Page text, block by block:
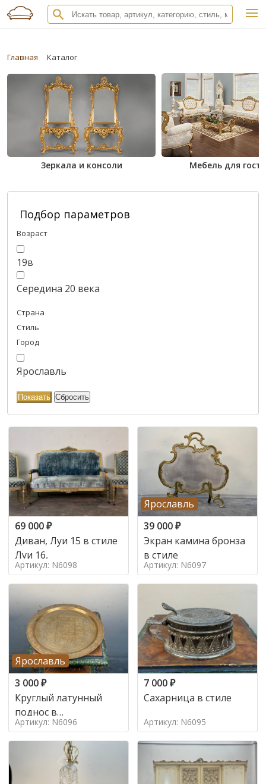
Главная Каталог
Зеркала и консоли Мебель для
Подбор параметров
Возраст
19в
Середина 20 века
Страна
Стиль
Город
Ярославль
69 000₽
Диван, Луи 15 в стиле
Луи 16,
Артикул: N6098
Ярославль
39 000₽
Экран камина бронза
в стиле
Артикул: N6097
Ярославль
3 000₽
Круглый латунный
поднос в
марокканском стиле в
стиле
Артикул: N6096
7 000₽
Сахарница в стиле
Артикул: N6095